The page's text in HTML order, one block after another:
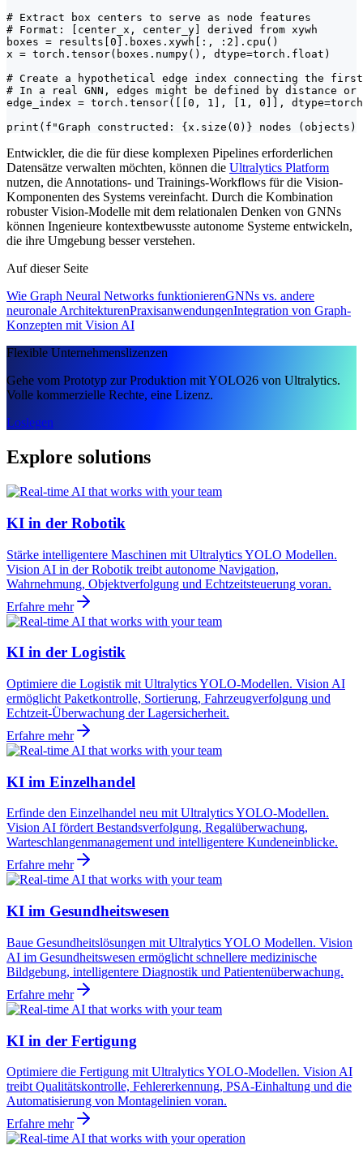
# Extract box centers to serve as node features
# Format: [center_x, center_y] derived from xywh
boxes = results[0].boxes.xywh[:, :2].cpu()
x = torch.tensor(boxes.numpy(), dtype=torch.float)
# Create a hypothetical edge index connecting the
# In a real GNN, edges might be defined by distance
edge_index = torch.tensor([[0, 1], [1, 0]],
print(f"Graph constructed: {x.size(0)} nodes (objects)
Entwickler, die die für diese komplexen Pipelines erforderlichen
Datensätze verwalten möchten, können die Ultralytics Platform
nutzen, die Annotations- und Trainings-Workflows für die Vision-
Komponenten des Systems vereinfacht. Durch die Kombination
robuster Vision-Modelle mit dem relationalen Denken von GNNs
können Ingenieure kontextbewusste autonome Systeme entwickeln,
die ihre Umgebung besser verstehen.
Auf dieser Seite
Wie Graph Neural Networks funktionierenGNNs vs. andere
neuronale ArchitekturenPraxisanwendungenIntegration von Graph-
Konzepten mit Vision AI
Flexible Unternehmenslizenzen
Gehe vom Prototyp zur Produktion mit YOLO26 von Ultralytics.
Volle kommerzielle Rechte, eine Lizenz.
Loslegen
Explore solutions
KI in der Robotik
Stärke intelligentere Maschinen mit Ultralytics YOLO Modellen.
Vision AI in der Robotik treibt autonome Navigation,
Wahrnehmung, Objektverfolgung und Echtzeitsteuerung voran.
Erfahre mehr
KI in der Logistik
Optimiere die Logistik mit Ultralytics YOLO-Modellen. Vision AI
ermöglicht Paketkontrolle, Sortierung, Fahrzeugverfolgung und
Echtzeit-Überwachung der Lagersicherheit.
Erfahre mehr
KI im Einzelhandel
Erfinde den Einzelhandel neu mit Ultralytics YOLO-Modellen.
Vision AI fördert Bestandsverfolgung, Regalüberwachung,
Warteschlangenmanagement und intelligentere Kundeneinblicke.
Erfahre mehr
KI im Gesundheitswesen
Baue Gesundheitslösungen mit Ultralytics YOLO Modellen. Vision
AI im Gesundheitswesen ermöglicht schnellere medizinische
Bildgebung, intelligentere Diagnostik und Patientenüberwachung.
Erfahre mehr
KI in der Fertigung
Optimiere die Fertigung mit Ultralytics YOLO-Modellen. Vision AI
treibt Qualitätskontrolle, Fehlererkennung, PSA-Einhaltung und die
Automatisierung von Montagelinien voran.
Erfahre mehr